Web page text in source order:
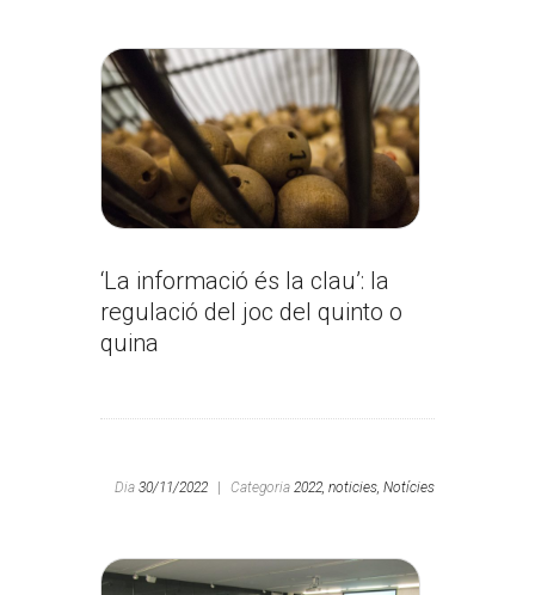
‘La informació és la clau’: la
regulació del joc del quinto o
quina
Dia 30/11/2022 | Categoria 2022, noticies, Notícies